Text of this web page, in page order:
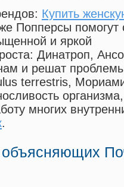
Купить
Попперсы помогут
и яркой
: Динатроп,
и решат
terrestris,
многих
.